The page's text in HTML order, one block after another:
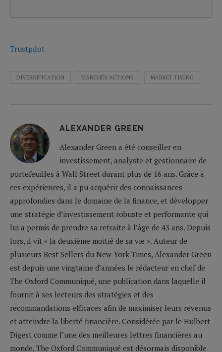
Trustpilot
DIVERSIFICATION MARCHÉS ACTIONS MARKET TIMING
ALEXANDER GREEN
Alexander Green a été conseiller en
investissement, analyste et gestionnaire de
portefeuilles à Wall Street durant plus de 16 ans. Grâce à
ces expériences, il a pu acquérir des connaissances
approfondies dans le domaine de la finance, et développer
une stratégie d’investissement robuste et performante qui
lui a permis de prendre sa retraite à l’âge de 43 ans. Depuis
lors, il vit « la deuxième moitié de sa vie ». Auteur de
plusieurs Best Sellers du New York Times, Alexander Green
est depuis une vingtaine d’années le rédacteur en chef de
The Oxford Communiqué, une publication dans laquelle il
fournit à ses lecteurs des stratégies et des
recommandations efficaces afin de maximiser leurs revenus
et atteindre la liberté financière. Considérée par le Hulbert
Digest comme l’une des meilleures lettres financières au
monde, The Oxford Communiqué est désormais disponible